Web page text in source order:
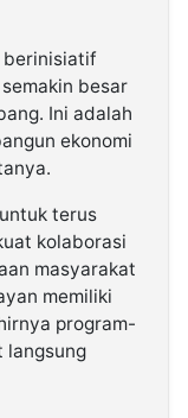
berinisiatif
besar
Ini adalah
ekonomi
terus
kolaborasi
masyarakat
memiliki
program-
langsung